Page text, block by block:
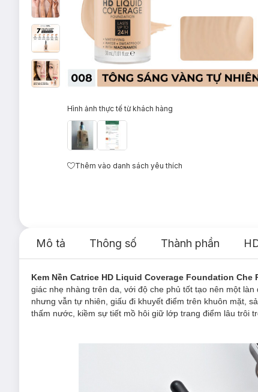
Hình ảnh thực tế từ khách hàng
Thêm vào danh sách yêu thích
Mô tả Thông số Thành phần
Kem Nền Catrice HD Liquid Coverage Foundation Che
giác nhẹ nhàng trên da, với độ che phủ tốt tạo nên một
nhưng vẫn tự nhiên, giấu đi khuyết điểm trên khuôn mặt,
thấm nước, kiềm sự tiết mồ hôi giữ lớp trang điểm lâu trôi